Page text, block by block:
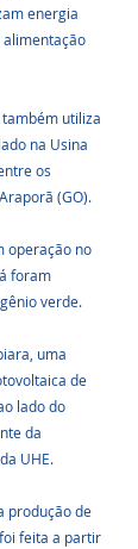
energia
na Usina
os
(GO).
operação no
foram
verde.
uma
de
lado do
da
UHE.
produção de
feita a partir